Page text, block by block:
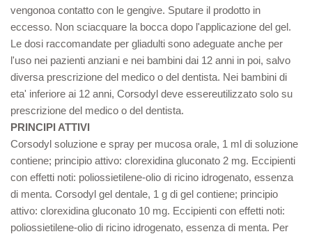
vengonoa contatto con le gengive. Sputare il prodotto in
eccesso. Non sciacquare la bocca dopo l'applicazione del gel.
Le dosi raccomandate per gliadulti sono adeguate anche per
l'uso nei pazienti anziani e nei bambini dai 12 anni in poi, salvo
diversa prescrizione del medico o del dentista. Nei bambini di
eta' inferiore ai 12 anni, Corsodyl deve essereutilizzato solo su
prescrizione del medico o del dentista.
PRINCIPI ATTIVI
Corsodyl soluzione e spray per mucosa orale, 1 ml di soluzione
contiene; principio attivo: clorexidina gluconato 2 mg. Eccipienti
con effetti noti: poliossietilene-olio di ricino idrogenato, essenza
di menta. Corsodyl gel dentale, 1 g di gel contiene; principio
attivo: clorexidina gluconato 10 mg. Eccipienti con effetti noti:
poliossietilene-olio di ricino idrogenato, essenza di menta. Per